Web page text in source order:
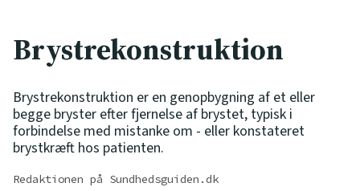
Brystrekonstruktion
Brystrekonstruktion er en genopbygning af et eller
begge bryster efter fjernelse af brystet, typisk i
forbindelse med mistanke om - eller konstateret
brystkræft hos patienten.
Redaktionen på Sundhedsguiden.dk